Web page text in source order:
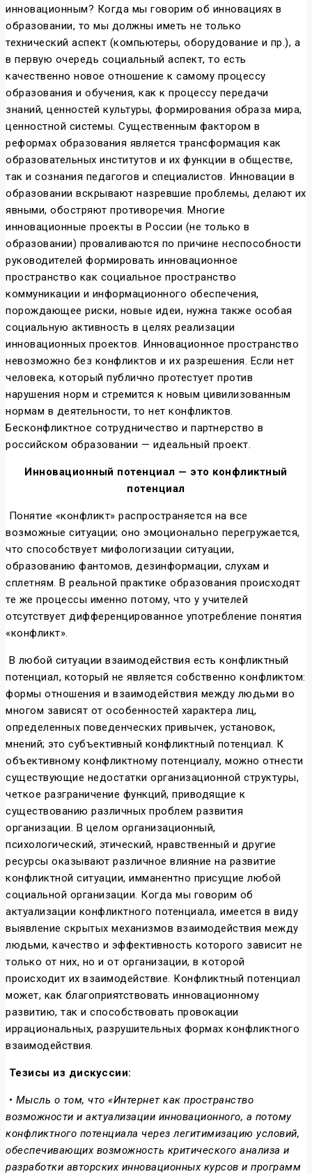
инновационным? Когда мы говорим об инновациях в
образовании, то мы должны иметь не только
технический аспект (компьютеры, оборудование и пр.), а
в первую очередь социальный аспект, то есть
качественно новое отношение к самому процессу
образования и обучения, как к процессу передачи
знаний, ценностей культуры, формирования образа мира,
ценностной системы. Существенным фактором в
реформах образования является трансформация как
образовательных институтов и их функции в обществе,
так и сознания педагогов и специалистов. Инновации в
образовании вскрывают назревшие проблемы, делают их
явными, обостряют противоречия. Многие
инновационные проекты в России (не только в
образовании) проваливаются по причине неспособности
руководителей формировать инновационное
пространство как социальное пространство
коммуникации и информационного обеспечения,
порождающее риски, новые идеи, нужна также особая
социальную активность в целях реализации
инновационных проектов. Инновационное пространство
невозможно без конфликтов и их разрешения. Если нет
человека, который публично протестует против
нарушения норм и стремится к новым цивилизованным
нормам в деятельности, то нет конфликтов.
Бесконфликтное сотрудничество и партнерство в
российском образовании — идеальный проект.
Инновационный потенциал — это конфликтный
потенциал
Понятие «конфликт» распространяется на все
возможные ситуации; оно эмоционально перегружается,
что способствует мифологизации ситуации,
образованию фантомов, дезинформации, слухам и
сплетням. В реальной практике образования происходят
те же процессы именно потому, что у учителей
отсутствует дифференцированное употребление понятия
«конфликт».
В любой ситуации взаимодействия есть конфликтный
потенциал, который не является собственно конфликтом:
формы отношения и взаимодействия между людьми во
многом зависят от особенностей характера лиц,
определенных поведенческих привычек, установок,
мнений; это субъективный конфликтный потенциал. К
объективному конфликтному потенциалу, можно отнести
существующие недостатки организационной структуры,
четкое разграничение функций, приводящие к
существованию различных проблем развития
организации. В целом организационный,
психологический, этический, нравственный и другие
ресурсы оказывают различное влияние на развитие
конфликтной ситуации, имманентно присущие любой
социальной организации. Когда мы говорим об
актуализации конфликтного потенциала, имеется в виду
выявление скрытых механизмов взаимодействия между
людьми, качество и эффективность которого зависит не
только от них, но и от организации, в которой
происходит их взаимодействие. Конфликтный потенциал
может, как благоприятствовать инновационному
развитию, так и способствовать провокации
иррациональных, разрушительных формах конфликтного
взаимодействия.
Тезисы из дискуссии:
• Мысль о том, что «Интернет как пространство
возможности и актуализации инновационного, а потому
конфликтного потенциала через легитимизацию условий,
обеспечивающих возможность критического анализа и
разработки авторских инновационных курсов и программ